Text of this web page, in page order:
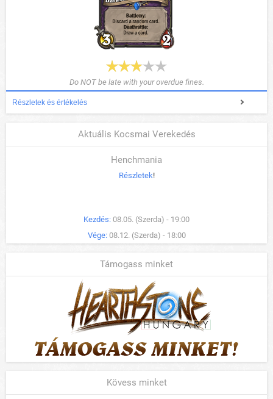
Do NOT be late with your overdue fines.
Részletek és értékelés
Aktuális Kocsmai Verekedés
Henchmania
Részletek!
Kezdés: 08.05. (Szerda) - 19:00
Vége: 08.12. (Szerda) - 18:00
Támogass minket
Kövess minket